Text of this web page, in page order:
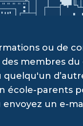
ou de
membres
école-parents
envoyez un e-